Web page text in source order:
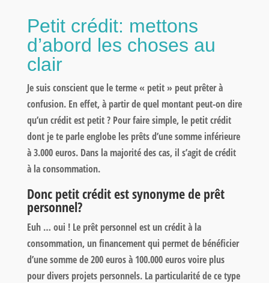
Petit crédit: mettons
d’abord les choses au
clair
Je suis conscient que le terme « petit » peut prêter à
confusion. En effet, à partir de quel montant peut-on dire
qu’un crédit est petit ? Pour faire simple, le petit crédit
dont je te parle englobe les prêts d’une somme inférieure
à 3.000 euros. Dans la majorité des cas, il s’agit de crédit
à la consommation.
Donc petit crédit est synonyme de prêt
personnel?
Euh … oui ! Le prêt personnel est un crédit à la
consommation, un financement qui permet de bénéficier
d’une somme de 200 euros à 100.000 euros voire plus
pour divers projets personnels. La particularité de ce type